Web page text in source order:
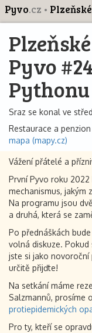
Pyvo.cz
Plzeňské
Pyvo
Sraz se konal ve
Restaurace a
mapa (mapy.cz)
Vážení přátelé a
První Pyvo roku
mechanismus, jakým
Na programu jsou
a druhá, která se
Po přednáškách
volná diskuze.
jste si jako novoroční
určitě přijďte!
Na setkání máme
Salzmannů, prosíme
protiepidemických
Pro ty, kteří se